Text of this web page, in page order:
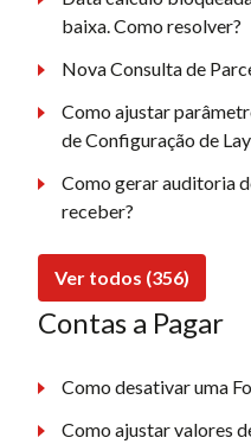
baixa. Como resolver?
Nova Consulta de
Como ajustar
de Configuração de
Como gerar auditoria
receber?
Ver todos (356)
Contas a Pagar
Como desativar uma
Como ajustar valores